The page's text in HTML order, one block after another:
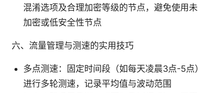
混淆选项及合理加密等级的节点，避免使用未
加密或低安全性节点
六、流量管理与测速的实用技巧
多点测速：固定时间段（如每天凌晨3点-5点）
进行多轮测速，记录平均值与波动范围